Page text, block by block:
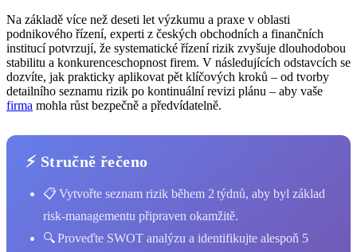
Na základě více než deseti let výzkumu a praxe v oblasti
podnikového řízení, experti z českých obchodních a finančních
institucí potvrzují, že systematické řízení rizik zvyšuje dlouhodobou
stabilitu a konkurenceschopnost firem. V následujících odstavcích se
dozvíte, jak prakticky aplikovat pět klíčových kroků – od tvorby
detailního seznamu rizik po kontinuální revizi plánu – aby vaše
firma mohla růst bezpečně a předvídatelně.
⚡ Stručně řečeno
📋 Vytvořte seznam rizik během 2 týdnů, aby byl základ
risk‑managementu připraven okamžitě.
🔍 Proveďte SWOT analýzu a identifikujte alespoň 5